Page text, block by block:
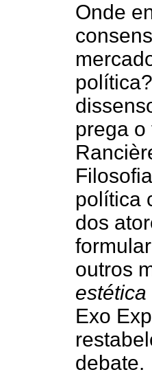
Onde
prega
política
dos
outros
Exo
debate.